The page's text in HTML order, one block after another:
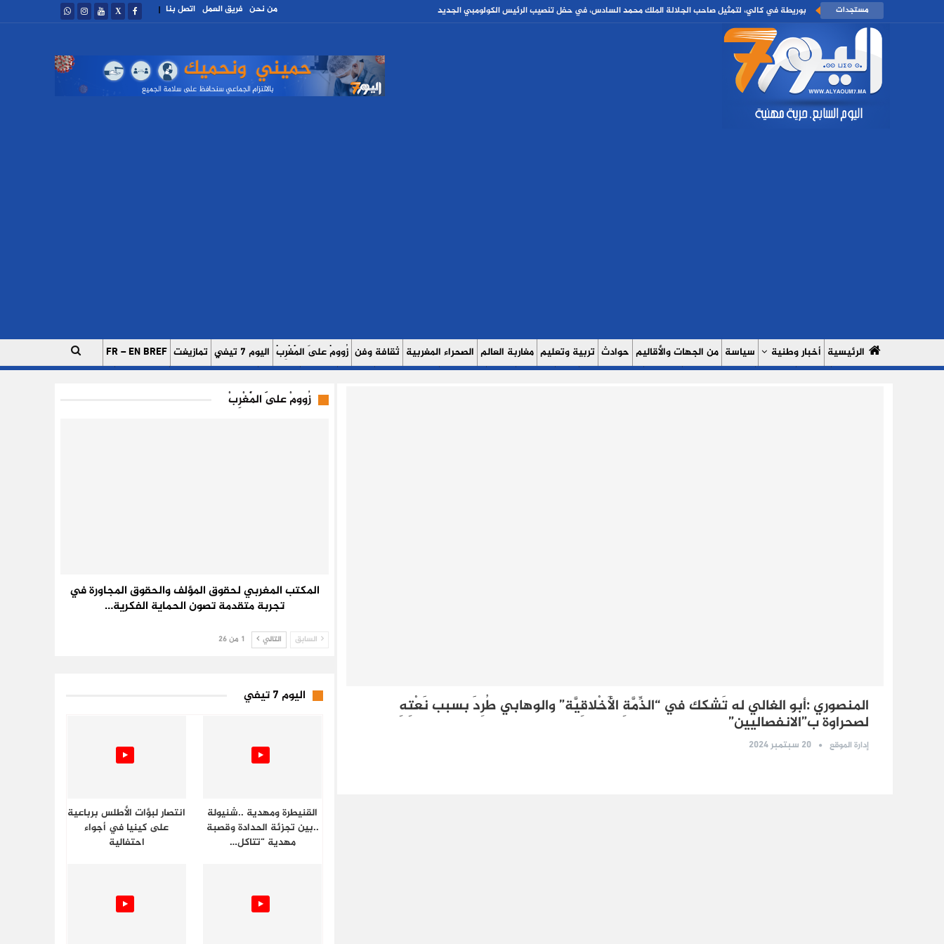
| اتصل بنا فريق العمل من نحن مستجدات بوريطة في كالي، لتمثيل صاحب الجلالة الملك محمد السادس، في حفل تنصيب الرئيس الكولومبي الجديد
الرئيسية أخبار وطنية سياسة من الجهات والأقاليم حوادث تربية وتعليم مغاربة العالم الصحراء المغربية ثقافة وفن زُوومْ عَلَى الْمَغْرِبْ اليوم 7 تيفي تمازيغت FR – EN BREF
المنصوري :أبو الغالي له تَشكك في “الذِّمَّةِ الأَخْلاقِيَّة” والوهابي طُرِدَ بسبب نَعْتِهِ
لصحراوة ب”الانفصاليين”
إدارة الموقع 20 سبتمبر 2024
زُوومْ عَلَى الْمَغْرِبْ
المكتب المغربي لحقوق المؤلف والحقوق المجاورة في
تجربة متقدمة تصون الحماية الفكرية…
السابق التالي 1 من 26
اليوم 7 تيفي
القنيطرة ومهدية ..شنيولة
..بين تجزئة الحدادة وقصبة
مهدية “تتاكل…
انتصار لبؤات الأطلس برباعية
على كينيا في أجواء
احتفالية